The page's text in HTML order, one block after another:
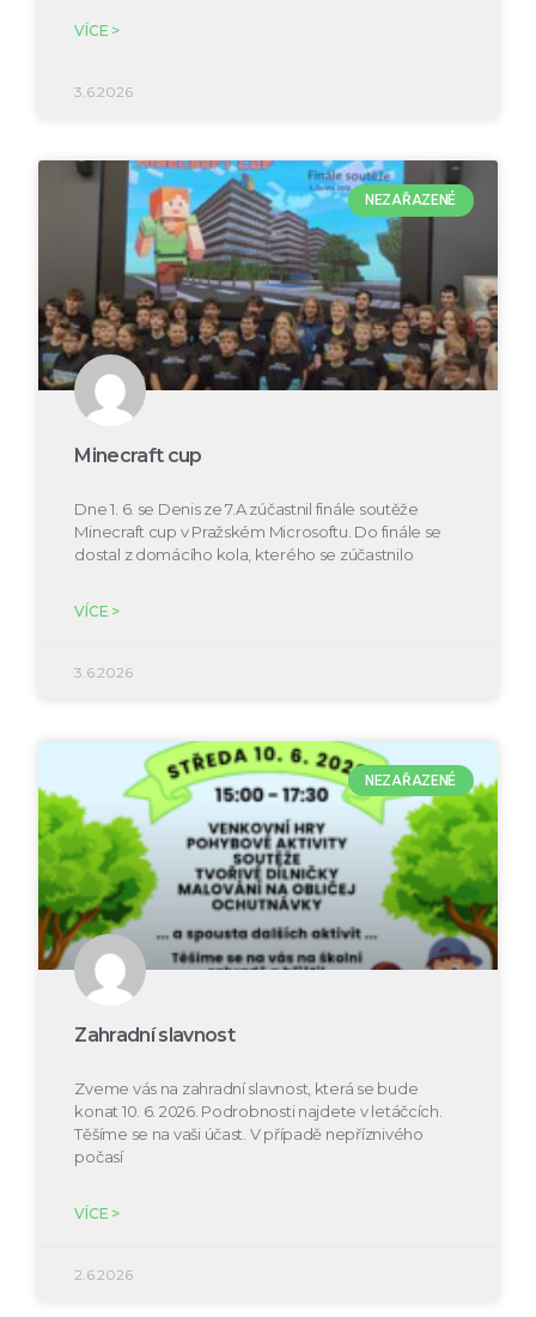
VÍCE >
3.6.2026
NEZAŘAZENÉ
Minecraft cup
Dne 1. 6. se Denis ze 7.A zúčastnil finále soutěže
Minecraft cup v Pražském Microsoftu. Do finále se
dostal z domácího kola, kterého se zúčastnilo
VÍCE >
3.6.2026
NEZAŘAZENÉ
Zahradní slavnost
Zveme vás na zahradní slavnost, která se bude
konat 10. 6. 2026. Podrobnosti najdete v letáčcích.
Těšíme se na vaši účast. V případě nepříznivého
počasí
VÍCE >
2.6.2026